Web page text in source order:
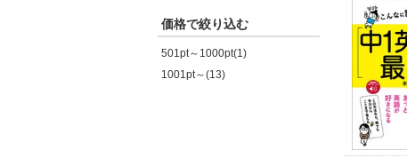
価格で絞り込む
501pt～1000pt(1)
1001pt～(13)